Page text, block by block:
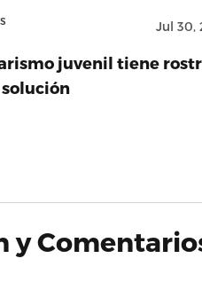
Jul 30,
juvenil tiene
y